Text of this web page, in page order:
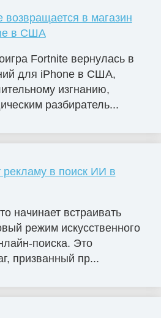
возвращается в магазин
в США
Fortnite вернулась в
для iPhone в США,
изгнанию,
разбиратель...
рекламу в поиск ИИ в
начинает встраивать
режим искусственного
поиска. Это
призванный пр...